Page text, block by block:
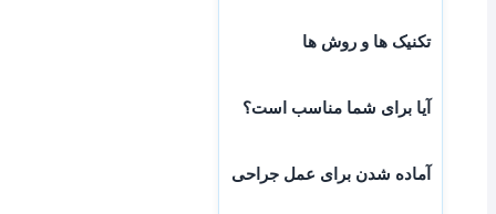
تکنیک ها و روش ها
آیا برای شما مناسب است؟
آماده شدن برای عمل جراحی